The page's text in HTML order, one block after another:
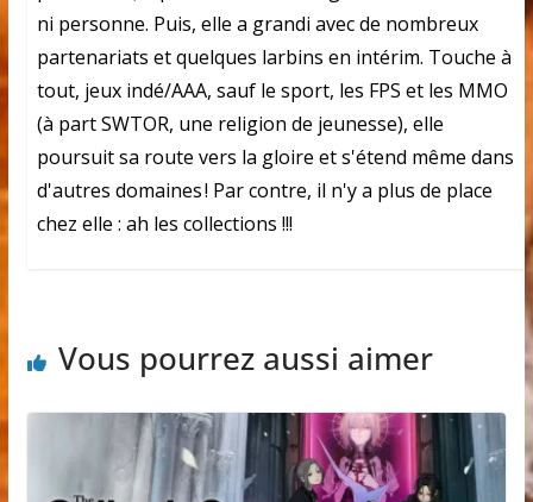
ni personne. Puis, elle a grandi avec de nombreux
partenariats et quelques larbins en intérim. Touche à
tout, jeux indé/AAA, sauf le sport, les FPS et les MMO
(à part SWTOR, une religion de jeunesse), elle
poursuit sa route vers la gloire et s'étend même dans
d'autres domaines ! Par contre, il n'y a plus de place
chez elle : ah les collections !!!
Vous pourrez aussi aimer